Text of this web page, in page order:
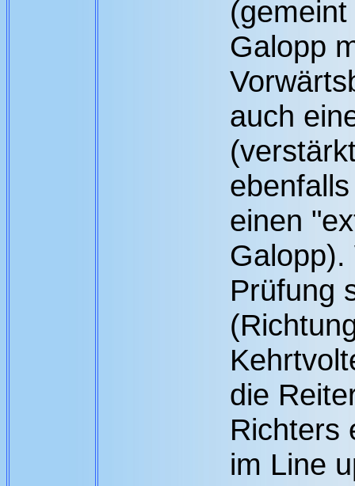
Galopp
auch
einen
Prüfung
die
Richters
im Line